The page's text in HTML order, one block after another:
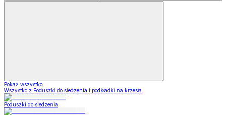
Pokaż wszystko
Wszystko z Poduszki do siedzenia i podkładki na krzesła
Poduszki do siedzenia